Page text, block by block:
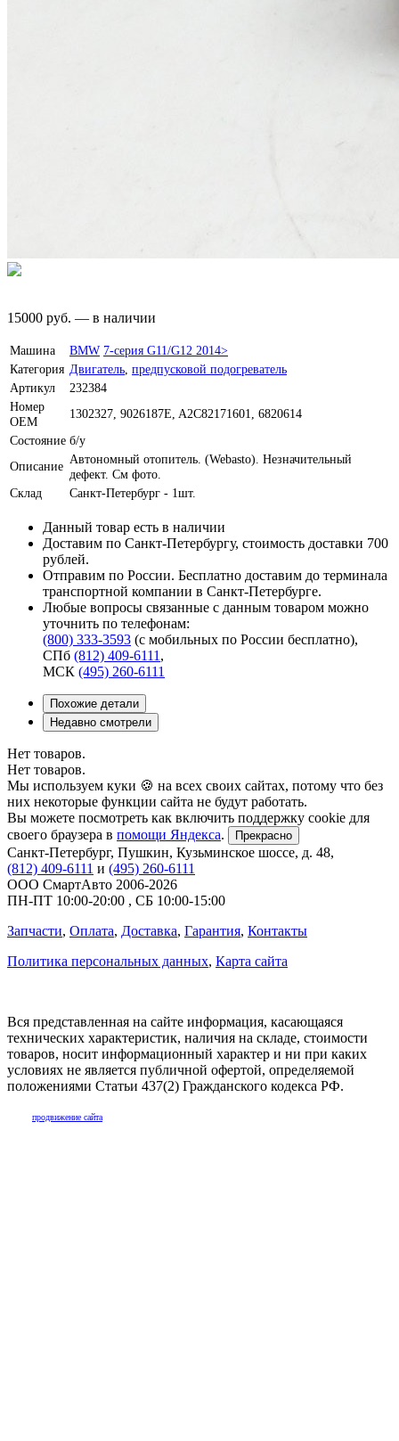
15000 руб. — в наличии
Машина BMW 7-серия G11/G12 2014>
Категория Двигатель предпусковой подогреватель
Артикул
232384
Номер
OEM
1302327, 9026187E, A2C82171601, 6820614
Состояние б/у
Описание Автономный отопитель. (Webasto). Незначительный
дефект. См фото.
Склад
Санкт-Петербург - 1шт.
Данный товар есть в наличии
Доставим по Санкт-Петербургу, стоимость доставки 700
рублей.
Отправим по России. Бесплатно доставим до терминала
транспортной компании в Санкт-Петербурге.
Любые вопросы связанные с данным товаром можно
уточнить по телефонам:
(800) 333-3593 (с мобильных по России бесплатно),
СПб (812) 409-6111 ,
МСК (495) 260-6111
Похожие детали
Недавно смотрели
Нет товаров.
Нет товаров.
Мы используем куки 🍪 на всех своих сайтах, потому что без
них некоторые функции сайта не будут работать.
Вы можете посмотреть как включить поддержку cookie для
своего браузера в помощи Яндекса. Прекрасно
Санкт-Петербург, Пушкин, Кузьминское шоссе, д. 48,
(812) 409-6111 и (495) 260-6111
ООО СмартАвто 2006-2026
ПН-ПТ 10:00-20:00 , СБ 10:00-15:00
Запчасти, Оплата, Доставка, Гарантия, Контакты
Политика персональных данных, Карта сайта
Вся представленная на сайте информация, касающаяся
технических характеристик, наличия на складе, стоимости
товаров, носит информационный характер и ни при каких
условиях не является публичной офертой, определяемой
положениями Статьи 437(2) Гражданского кодекса РФ.
продвижение сайта